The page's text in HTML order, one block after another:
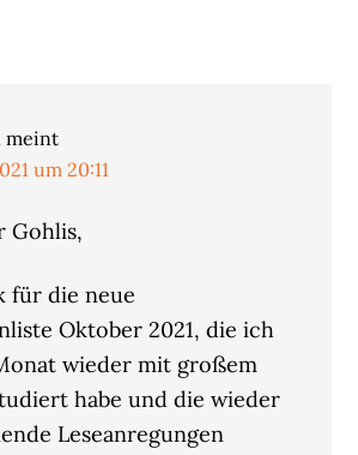
meint
um 20:11
Gohlis,
für die neue
Oktober 2021, die ich
wieder mit großem
habe und die wieder
Leseanregungen